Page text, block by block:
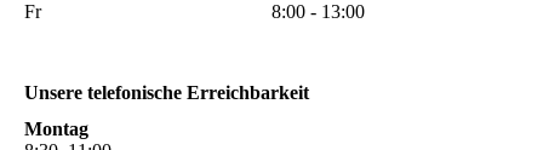
Fr
8:00 - 13:00
Unsere telefonische Erreichbarkeit
Montag